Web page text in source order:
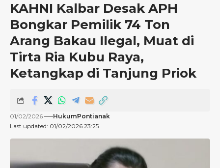
KAHNI Kalbar Desak APH
Bongkar Pemilik 74 Ton
Arang Bakau Ilegal, Muat di
Tirta Ria Kubu Raya,
Ketangkap di Tanjung Priok
Last updated: 01/02/2026 23:25
01/02/2026 HukumPontianak